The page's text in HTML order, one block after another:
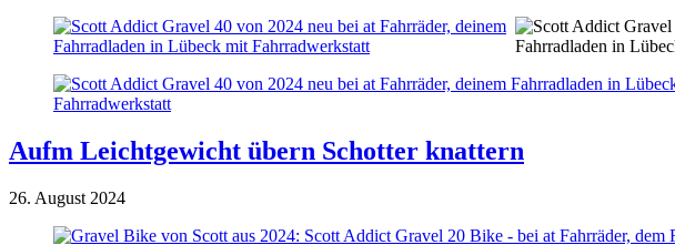
Aufm Leichtgewicht übern Schotter knattern
26. August 2024